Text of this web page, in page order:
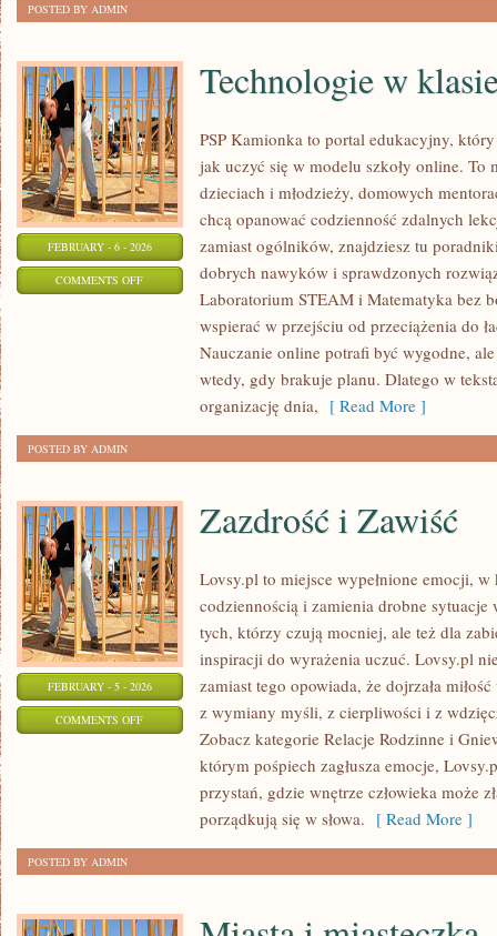
POSTED BY ADMIN
FEBRUARY - 6 - 2026
COMMENTS OFFON
TECHNOLOGIE
Technologie w
PSP Kamionka to portal edukacyjny,
jak uczyć się w modelu szkoły online. To
dzieciach i młodzieży, domowych
chcą opanować codzienność zdalnych
zamiast ogólników, znajdziesz tu
dobrych nawyków i sprawdzonych
Laboratorium STEAM i Matematyka bez
wspierać w przejściu od przeciążenia do
Nauczanie online potrafi być wygodne,
wtedy, gdy brakuje planu. Dlatego w
organizację dnia, [ Read More ]
POSTED BY ADMIN
FEBRUARY - 5 - 2026
COMMENTS OFFON
ZAZDROŚĆ
Zazdrość i Zawiść
Lovsy.pl to miejsce wypełnione emocji,
codziennością i zamienia drobne sytuacje
tych, którzy czują mocniej, ale też dla
inspiracji do wyrażenia uczuć. Lovsy.pl
zamiast tego opowiada, że dojrzała
z wymiany myśli, z cierpliwości i z
Zobacz kategorie Relacje Rodzinne i
którym pośpiech zagłusza emocje,
przystań, gdzie wnętrze człowieka może
porządkują się w słowa. [ Read More ]
POSTED BY ADMIN